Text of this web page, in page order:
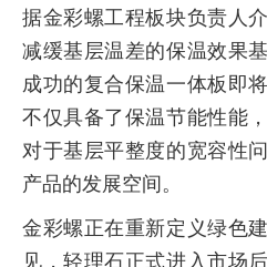
据金彩螺工程板块负责人
减缓基层温差的保温效果
成功的复合保温一体板即
不仅具备了保温节能性能
对于基层平整度的宽容性
产品的发展空间。
金彩螺正在重新定义绿色
见，轻理石正式进入市场